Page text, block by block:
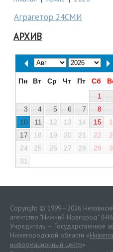
Аграгетор 24СМИ
АРХИВ
Пн Вт Ср Чт Пт Сб
1
3
4 5 6 7 8
10
11 12 13 14 15
17
18 19 20 21 22
24
25 26 27 28 29
31
Copyright © 1999—2026
агентство "Нижний Новгород"
Учредитель — Государственное
Нижегородской области «
информационный центр»